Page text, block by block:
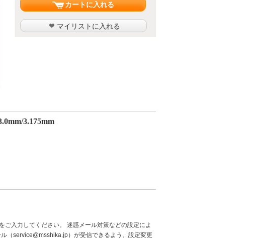
カートに入れる
マイリストに入れる
3.175mm
ご入力してください。 迷惑メール対策などの設定によ
（service@msshika.jp）が受信できるよう、設定変更